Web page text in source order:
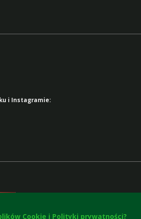
i Instagramie:
Cookie i Polityki prywatności?